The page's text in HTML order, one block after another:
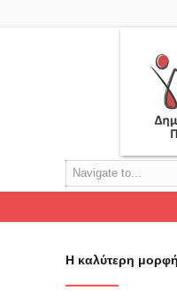
Navigate to...
Η καλύτερη